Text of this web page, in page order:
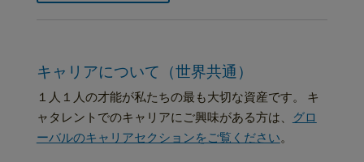
キャリアについて（世界共通）
１人１人の才能が私たちの最も大切な資産です。 キ
ャタレントでのキャリアにご興味がある方は、
グロ
ーバルのキャリアセクションをご覧ください。